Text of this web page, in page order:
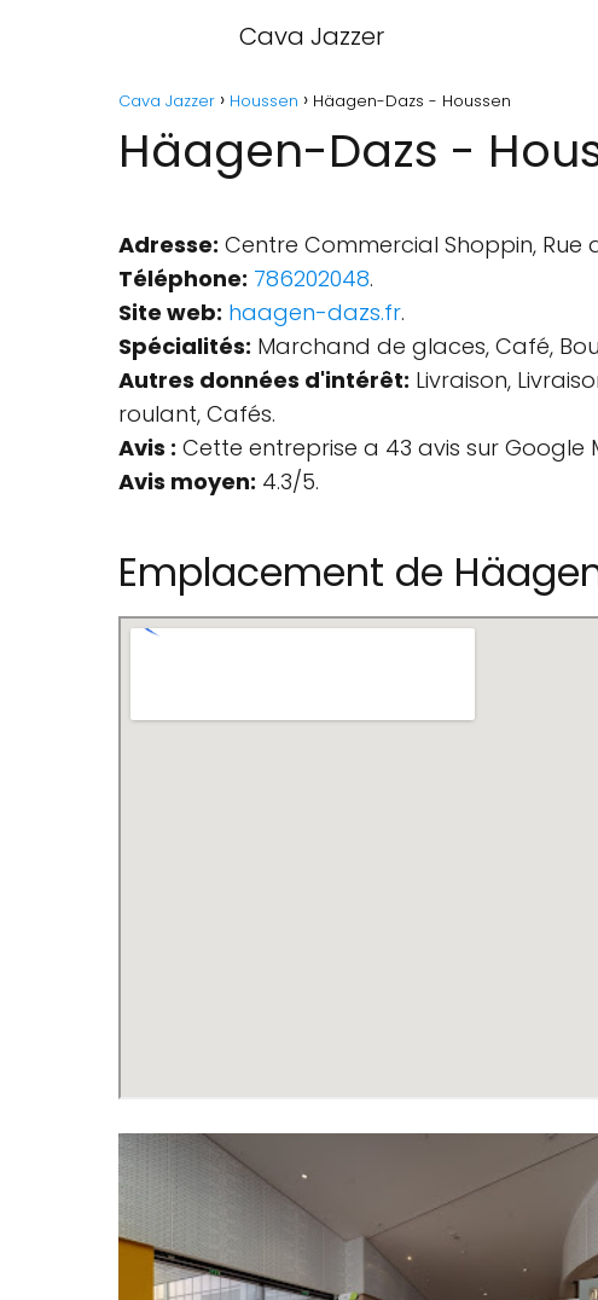
Cava Jazzer
Cava Jazzer Houssen Häagen-Dazs - Houssen
Häagen-Dazs -
Adresse: Centre Commercial Shoppin, Rue
Téléphone: 786202048.
Site web: haagen-dazs.fr.
Spécialités: Marchand de glaces, Café,
Autres données d'intérêt: Livraison,
roulant, Cafés.
Avis : Cette entreprise a 43 avis sur Google
Avis moyen: 4.3/5.
Emplacement de